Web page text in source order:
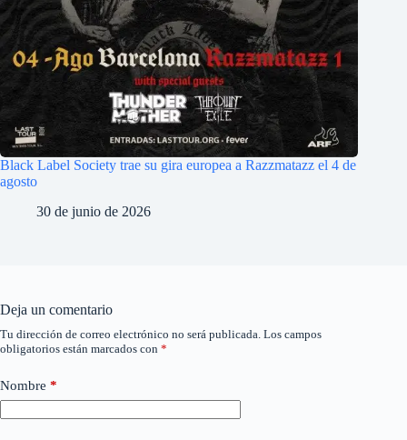
Black Label Society trae su gira europea a Razzmatazz el 4 de
agosto
30 de junio de 2026
Deja un comentario
Tu dirección de correo electrónico no será publicada. Los campos
obligatorios están marcados con *
Nombre *